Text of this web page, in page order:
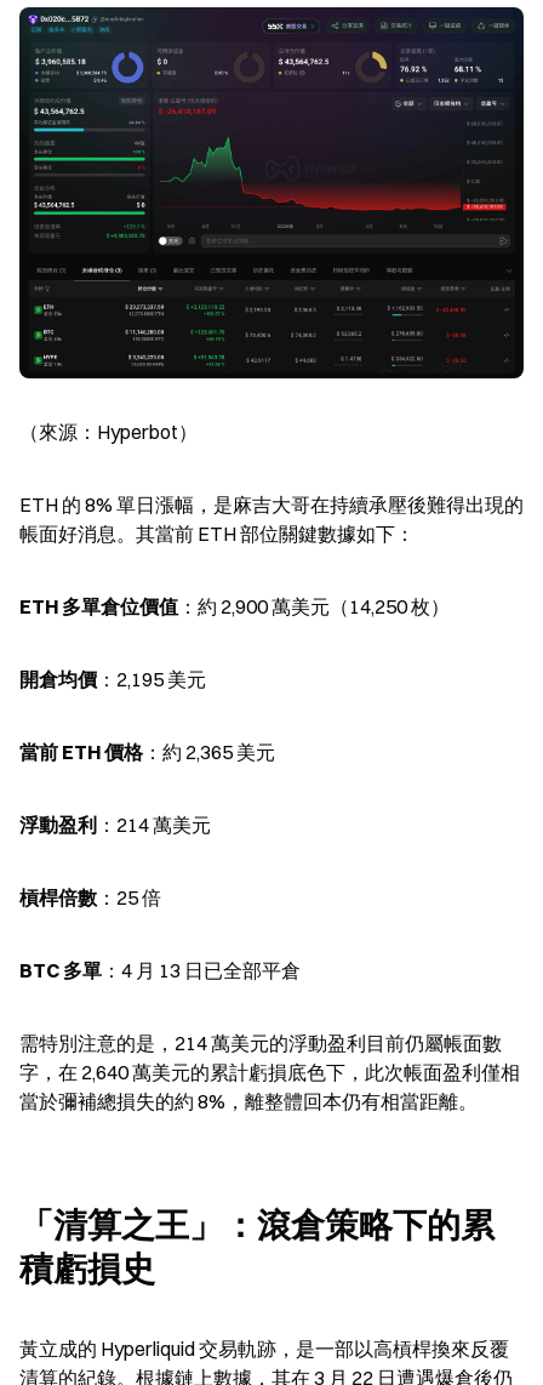
（來源：Hyperbot）
ETH 的 8% 單日漲幅，是麻吉大哥在持續承壓後難得出現的
帳面好消息。其當前 ETH 部位關鍵數據如下：
ETH 多單倉位價值 ：約 2,900 萬美元（14,250 枚）
開倉均價 ：2,195 美元
當前 ETH 價格：約 2,365 美元
浮動盈利 ：214 萬美元
槓桿倍數 ：25 倍
BTC 多單 ：4 月 13 日已全部平倉
需特別注意的是，214 萬美元的浮動盈利目前仍屬帳面數
字，在 2,640 萬美元的累計虧損底色下，此次帳面盈利僅相
當於彌補總損失的約 8%，離整體回本仍有相當距離。
「清算之王」：滾倉策略下的累
積虧損史
黃立成的 Hyperliquid 交易軌跡，是一部以高槓桿換來反覆
清算的紀錄。根據鏈上數據，其在 3 月 22 日遭遇爆倉後仍